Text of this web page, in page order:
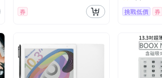
券 挑戰低價 券